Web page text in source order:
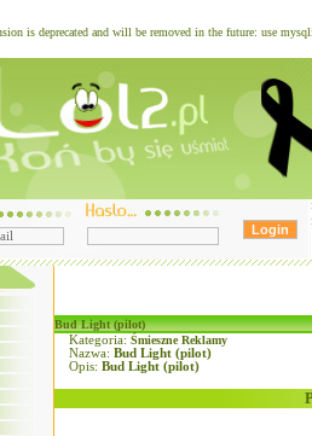
is deprecated and will be removed in the future: use
Bud Light (pilot)
Kategoria: Śmieszne Reklamy
Nazwa: Bud Light (pilot)
Opis: Bud Light (pilot)